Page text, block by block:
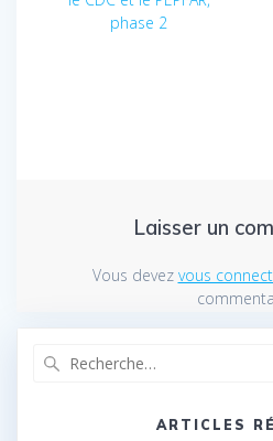
phase 2
Laisser un
Vous devez vous
ARTICLES